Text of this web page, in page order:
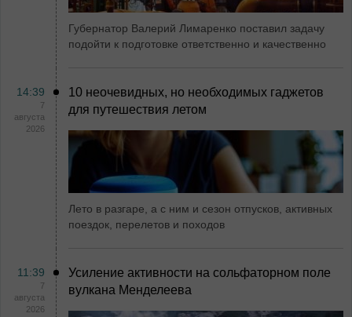
Губернатор Валерий Лимаренко поставил задачу
подойти к подготовке ответственно и качественно
14:39
7
августа
2026
10 неочевидных, но необходимых гаджетов
для путешествия летом
Лето в разгаре, а с ним и сезон отпусков, активных
поездок, перелетов и походов
11:39
7
августа
2026
Усиление активности на сольфаторном поле
вулкана Менделеева